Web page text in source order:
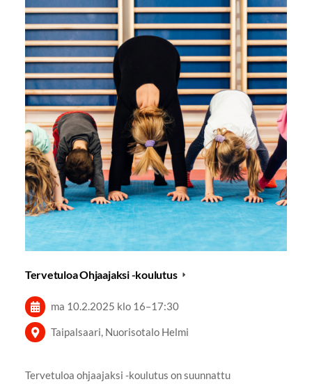
Tervetuloa Ohjaajaksi -koulutus
ma 10.2.2025 klo 16–17:30
Taipalsaari, Nuorisotalo Helmi
Tervetuloa ohjaajaksi -koulutus on suunnattu